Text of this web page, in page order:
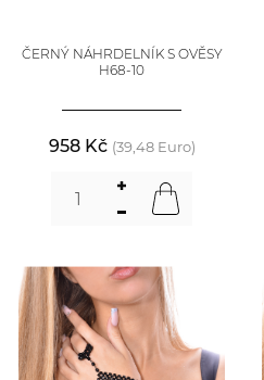
ČERNÝ NÁHRDELNÍK S OVĚSY
H68-10
958 Kč (39,48 Euro)